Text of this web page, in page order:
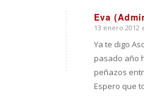
Eva
Dice:
13 enero 2012
Ya te digo
pasado año
peñazos
Espero que